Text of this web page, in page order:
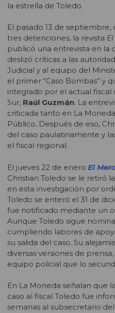
la estrella de Toledo.
El pasado 13 de septiembre,
tres detenciones, la revista
publicó una entrevista en la
deslizó críticas a las
Judicial y al equipo del
el primer “Caso Bombas” y
integrado por el actual
Sur, Raúl Guzmán. La
criticada tanto en La
Público. Después de eso,
del caso paulatinamente y
el fiscal regional.
El jueves 22 de enero El
Christian Toledo se le retiró
en esta investigación por
Toledo se enteró el 31 de
fue notificado mediante un
Aunque Toledo sigue
cumpliendo labores de
su salida del caso. Su
diversas versiones de
equipo policial que lo
En La Moneda señalan que
caso al fiscal Toledo fue
semanas al subsecretario